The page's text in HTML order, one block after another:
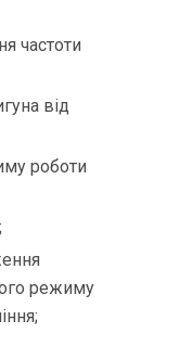
частоти
від
роботи
режиму